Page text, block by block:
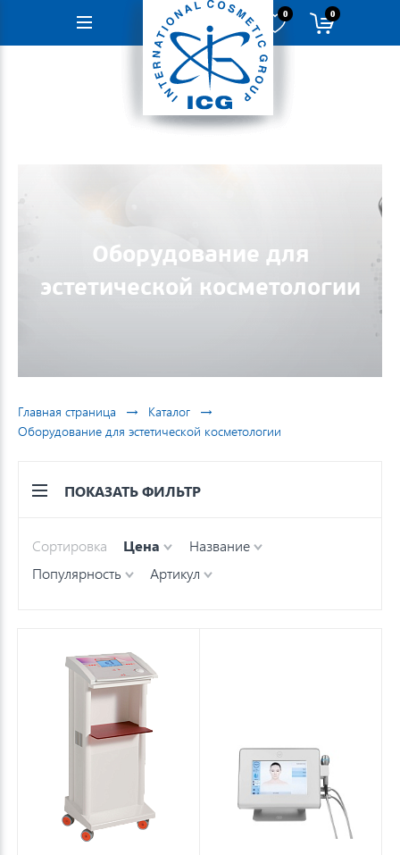
Навигация
0 0
Оборудование для
эстетической косметологии
Главная страница → Каталог →
Оборудование для эстетической косметологии
ПОКАЗАТЬ ФИЛЬТР
Сортировка Цена
Название
Популярность
Артикул